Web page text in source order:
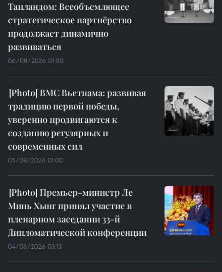
Таиландом: Всеобъемлющее
стратегическое партнёрство
продолжает динамично
развиваться
06/08/2026 01:00
ВМС Вьетнама: развивая
традицию первой победы,
уверенно продвигаются к
созданию регулярных и
современных сил
05/08/2026 01:00
Премьер-министр Ле
Минь Хынг принял участие в
пленарном заседании 33-й
Дипломатической конференции
04/08/2026 03:13